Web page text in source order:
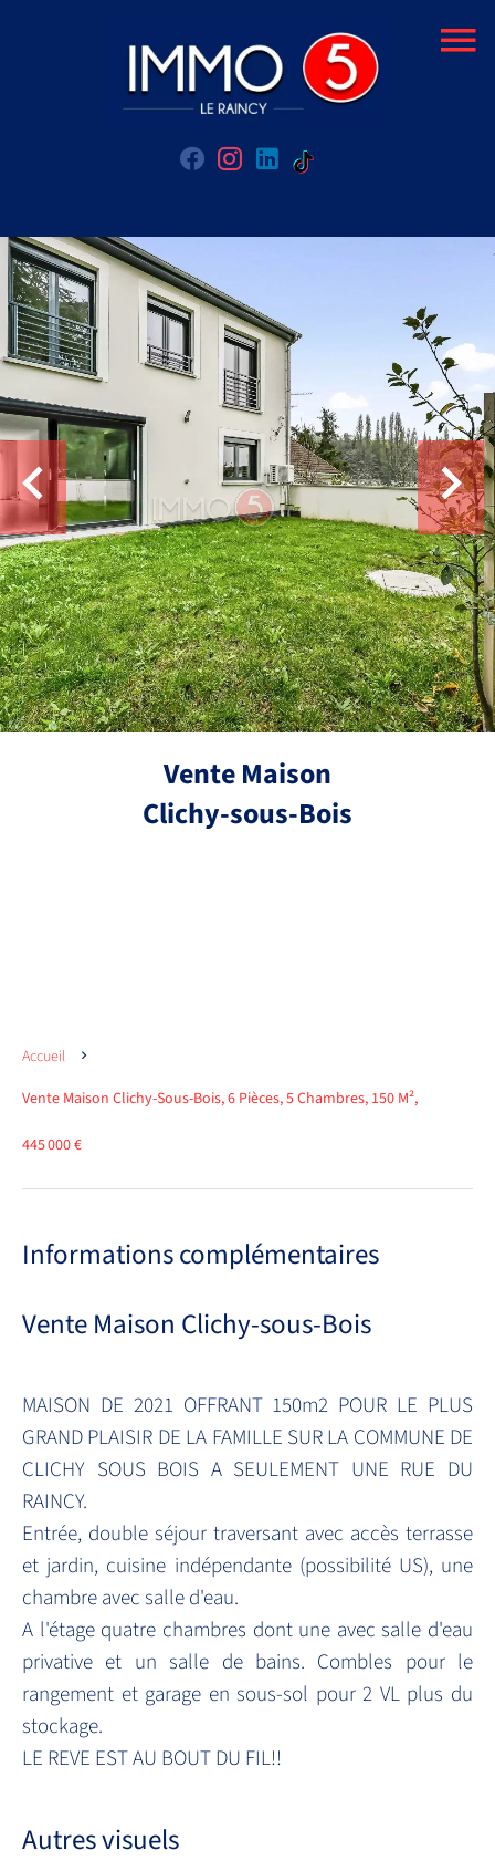
Vente Maison
Clichy-sous-Bois
Accueil
Vente Maison Clichy-Sous-Bois, 6 Pièces, 5 Chambres, 150 M²,
445 000 €
Informations complémentaires
Vente Maison Clichy-sous-Bois
MAISON DE 2021 OFFRANT 150m2 POUR LE PLUS
GRAND PLAISIR DE LA FAMILLE SUR LA COMMUNE DE
CLICHY SOUS BOIS A SEULEMENT UNE RUE DU
RAINCY.
Entrée, double séjour traversant avec accès terrasse
et jardin, cuisine indépendante (possibilité US), une
chambre avec salle d'eau.
A l'étage quatre chambres dont une avec salle d'eau
privative et un salle de bains. Combles pour le
rangement et garage en sous-sol pour 2 VL plus du
stockage.
LE REVE EST AU BOUT DU FIL!!
Autres visuels